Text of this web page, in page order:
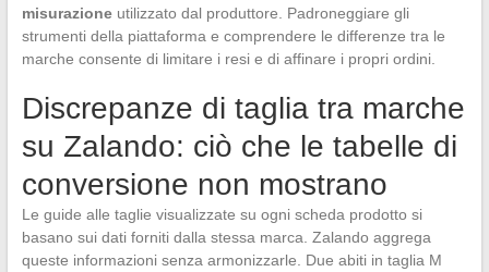
misurazioneutilizzato dal produttore. Padroneggiare gli
strumenti della piattaforma e comprendere le differenze tra le
marche consente di limitare i resi e di affinare i propri ordini.
Discrepanze di taglia tra marche
su Zalando: ciò che le tabelle di
conversione non mostrano
Le guide alle taglie visualizzate su ogni scheda prodotto si
basano sui dati forniti dalla stessa marca. Zalando aggrega
queste informazioni senza armonizzarle. Due abiti in taglia M